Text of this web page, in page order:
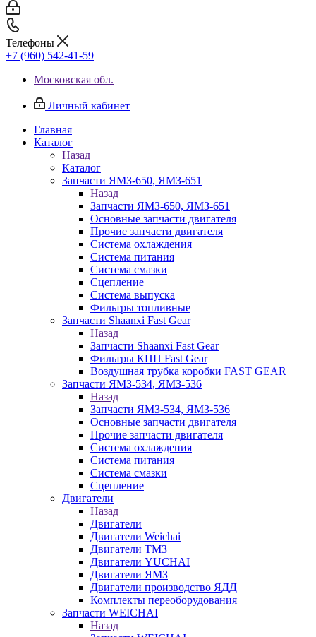
Телефоны
+7 (960) 542-41-59
Московская обл.
Личный кабинет
Главная
Каталог
Назад
Каталог
Запчасти ЯМЗ-650, ЯМЗ-651
Назад
Запчасти ЯМЗ-650, ЯМЗ-651
Основные запчасти двигателя
Прочие запчасти двигателя
Система охлаждения
Система питания
Система смазки
Сцепление
Система выпуска
Фильтры топливные
Запчасти Shaanxi Fast Gear
Назад
Запчасти Shaanxi Fast Gear
Фильтры КПП Fast Gear
Воздушная трубка коробки FAST GEAR
Запчасти ЯМЗ-534, ЯМЗ-536
Назад
Запчасти ЯМЗ-534, ЯМЗ-536
Основные запчасти двигателя
Прочие запчасти двигателя
Система охлаждения
Система питания
Система смазки
Сцепление
Двигатели
Назад
Двигатели
Двигатели Weichai
Двигатели ТМЗ
Двигатели YUCHAI
Двигатели ЯМЗ
Двигатели производство ЯДД
Комплекты переоборудования
Запчасти WEICHAI
Назад